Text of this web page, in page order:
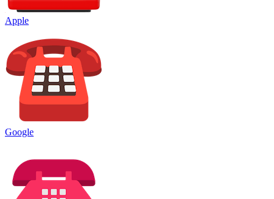
Apple
Google